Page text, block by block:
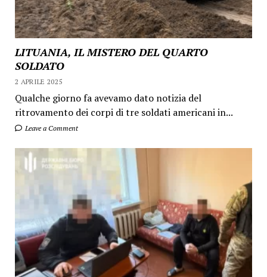
LITUANIA, IL MISTERO DEL QUARTO
SOLDATO
2 APRILE 2025
Qualche giorno fa avevamo dato notizia del
ritrovamento dei corpi di tre soldati americani in...
Leave a Comment